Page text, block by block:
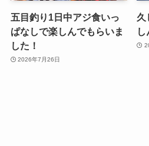
五目釣り1日中アジ食いっ
ぱなしで楽しんでもらいま
した！
2026年7月26日
久